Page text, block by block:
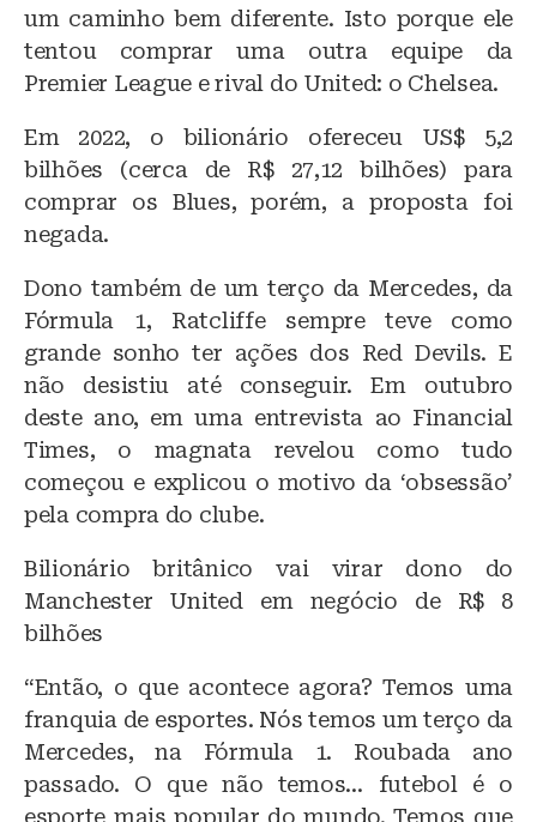
um caminho bem diferente. Isto porque ele
tentou comprar uma outra equipe da
Premier League e rival do United: o Chelsea.
Em 2022, o bilionário ofereceu US$ 5,2
bilhões (cerca de R$ 27,12 bilhões) para
comprar os Blues, porém, a proposta foi
negada.
Dono também de um terço da Mercedes, da
Fórmula 1, Ratcliffe sempre teve como
grande sonho ter ações dos Red Devils. E
não desistiu até conseguir. Em outubro
deste ano, em uma entrevista ao Financial
Times, o magnata revelou como tudo
começou e explicou o motivo da ‘obsessão’
pela compra do clube.
Bilionário britânico vai virar dono do
Manchester United em negócio de R$ 8
bilhões
“Então, o que acontece agora? Temos uma
franquia de esportes. Nós temos um terço da
Mercedes, na Fórmula 1. Roubada ano
passado. O que não temos… futebol é o
esporte mais popular do mundo. Temos que